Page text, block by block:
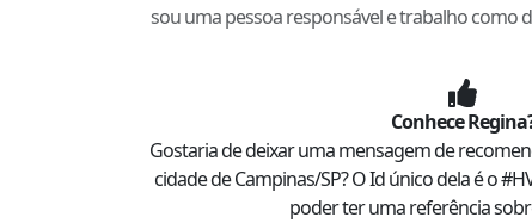
sou uma pessoa responsável e trabalho como
ConheceRegina
Gostaria de deixar uma mensagem de
cidade deCampinas/SP? O Id único dela é o #
poder ter uma referência